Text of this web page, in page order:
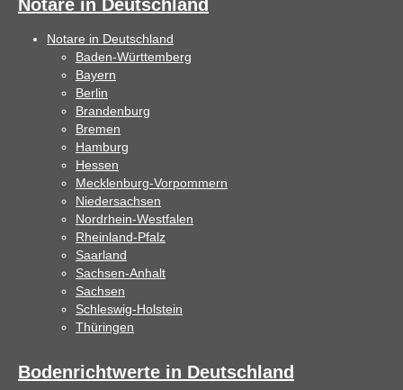
Notare in Deutschland
Notare in Deutschland
Baden-Württemberg
Bayern
Berlin
Brandenburg
Bremen
Hamburg
Hessen
Mecklenburg-Vorpommern
Niedersachsen
Nordrhein-Westfalen
Rheinland-Pfalz
Saarland
Sachsen-Anhalt
Sachsen
Schleswig-Holstein
Thüringen
Bodenrichtwerte in Deutschland